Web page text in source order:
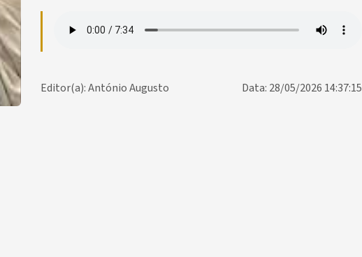
Data: 28/05/2026 14:37:15
Editor(a): António Augusto